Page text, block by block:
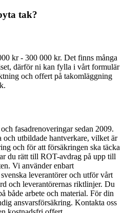
tak?
kr - 300 000 kr. Det finns många
därför ni kan fylla i vårt formulär
och offert på takomläggning
fasadrenoveringar sedan 2009.
och utbildade hantverkare, vilket är
och för att försäkringen ska täcka
du rätt till ROT-avdrag på upp till
Vi använder enbart
leverantörer och utför vårt
och leverantörernas riktlinjer. Du
både arbete och material. För din
ansvarsförsäkring. Kontakta oss